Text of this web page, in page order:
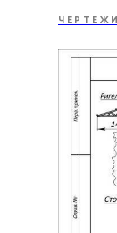
ЧЕРТЕЖИ